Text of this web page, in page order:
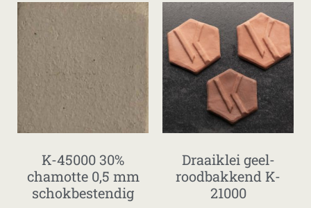
K-45000 30%
chamotte 0,5 mm
schokbestendig
Draaiklei geel-
roodbakkend K-
21000